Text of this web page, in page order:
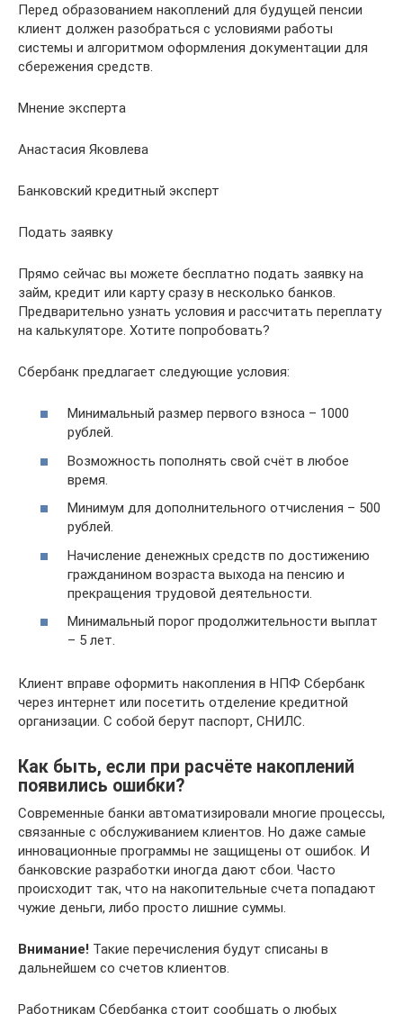
Перед образованием накоплений для будущей пенсии
клиент должен разобраться с условиями работы
системы и алгоритмом оформления документации для
сбережения средств.
Мнение эксперта
Анастасия Яковлева
Банковский кредитный эксперт
Подать заявку
Прямо сейчас вы можете бесплатно подать заявку на
займ, кредит или карту сразу в несколько банков.
Предварительно узнать условия и рассчитать переплату
на калькуляторе. Хотите попробовать?
Сбербанк предлагает следующие условия:
Минимальный размер первого взноса – 1000
рублей.
Возможность пополнять свой счёт в любое
время.
Минимум для дополнительного отчисления – 500
рублей.
Начисление денежных средств по достижению
гражданином возраста выхода на пенсию и
прекращения трудовой деятельности.
Минимальный порог продолжительности выплат
– 5 лет.
Клиент вправе оформить накопления в НПФ Сбербанк
через интернет или посетить отделение кредитной
организации. С собой берут паспорт, СНИЛС.
Как быть, если при расчёте накоплений
появились ошибки?
Современные банки автоматизировали многие процессы,
связанные с обслуживанием клиентов. Но даже самые
инновационные программы не защищены от ошибок. И
банковские разработки иногда дают сбои. Часто
происходит так, что на накопительные счета попадают
чужие деньги, либо просто лишние суммы.
Внимание! Такие перечисления будут списаны в
дальнейшем со счетов клиентов.
Работникам Сбербанка стоит сообщать о любых